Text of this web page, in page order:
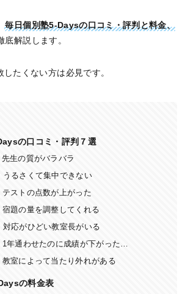
毎日個別塾5-Daysの口コミ・評判と料金、
底解説します。
たくない方は必見です。
の口コミ・評判７選
生の質がバラバラ
るさくて集中できない
ストの点数が上がった
題の量を調整してくれる
応がひどい教室長がいる
年通わせたのに成績が下がった…
室によって当たり外れがある
の料金表